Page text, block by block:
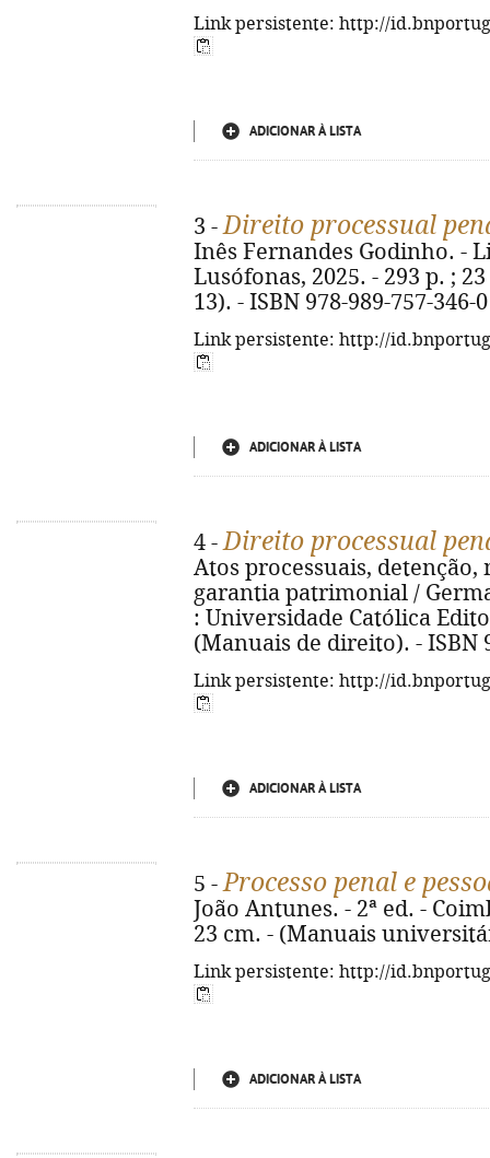
Link persistente: http://
ADICIONAR À LISTA
3 -Direito processual
Inês Fernandes Godinho. -
Lusófonas, 2025. - 293 p. ;
13). - ISBN 978-989-757-346-0
Link persistente: http://
ADICIONAR À LISTA
4 -Direito processual
Atos processuais, detenção,
garantia patrimonial /
: Universidade Católica
(Manuais de direito). - ISBN
Link persistente: http://
ADICIONAR À LISTA
5 -Processo penal e
João Antunes. - 2ª ed. -
23 cm. - (Manuais
Link persistente: http://
ADICIONAR À LISTA